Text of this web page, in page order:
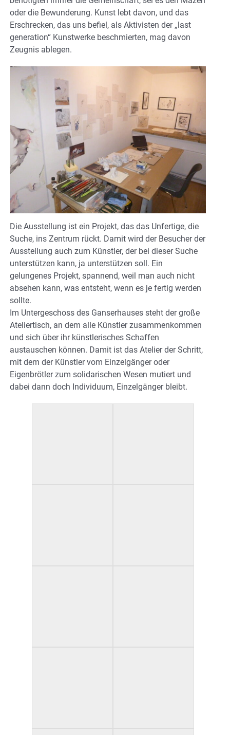
oder die Bewunderung. Kunst lebt davon, und das
Erschrecken, das uns befiel, als Aktivisten der „last
generation“ Kunstwerke beschmierten, mag davon
Zeugnis ablegen.
Die Ausstellung ist ein Projekt, das das Unfertige, die
Suche, ins Zentrum rückt. Damit wird der Besucher der
Ausstellung auch zum Künstler, der bei dieser Suche
unterstützen kann, ja unterstützen soll. Ein
gelungenes Projekt, spannend, weil man auch nicht
absehen kann, was entsteht, wenn es je fertig werden
sollte.
Im Untergeschoss des Ganserhauses steht der große
Ateliertisch, an dem alle Künstler zusammenkommen
und sich über ihr künstlerisches Schaffen
austauschen können. Damit ist das Atelier der Schritt,
mit dem der Künstler vom Einzelgänger oder
Eigenbrötler zum solidarischen Wesen mutiert und
dabei dann doch Individuum, Einzelgänger bleibt.